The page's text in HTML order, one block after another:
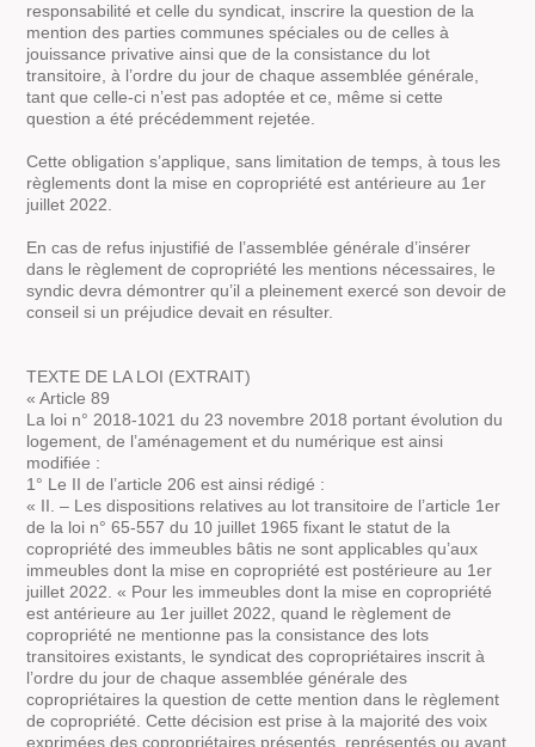
responsabilité et celle du syndicat, inscrire la question de la
mention des parties communes spéciales ou de celles à
jouissance privative ainsi que de la consistance du lot
transitoire, à l’ordre du jour de chaque assemblée générale,
tant que celle-ci n’est pas adoptée et ce, même si cette
question a été précédemment rejetée.
Cette obligation s’applique, sans limitation de temps, à tous les
règlements dont la mise en copropriété est antérieure au 1er
juillet 2022.
En cas de refus injustifié de l’assemblée générale d’insérer
dans le règlement de copropriété les mentions nécessaires, le
syndic devra démontrer qu’il a pleinement exercé son devoir de
conseil si un préjudice devait en résulter.
TEXTE DE LA LOI (EXTRAIT)
« Article 89
La loi n° 2018-1021 du 23 novembre 2018 portant évolution du
logement, de l’aménagement et du numérique est ainsi
modifiée :
1° Le II de l’article 206 est ainsi rédigé :
« II. – Les dispositions relatives au lot transitoire de l’article 1er
de la loi n° 65-557 du 10 juillet 1965 fixant le statut de la
copropriété des immeubles bâtis ne sont applicables qu’aux
immeubles dont la mise en copropriété est postérieure au 1er
juillet 2022. « Pour les immeubles dont la mise en copropriété
est antérieure au 1er juillet 2022, quand le règlement de
copropriété ne mentionne pas la consistance des lots
transitoires existants, le syndicat des copropriétaires inscrit à
l’ordre du jour de chaque assemblée générale des
copropriétaires la question de cette mention dans le règlement
de copropriété. Cette décision est prise à la majorité des voix
exprimées des copropriétaires présentés, représentés ou ayant